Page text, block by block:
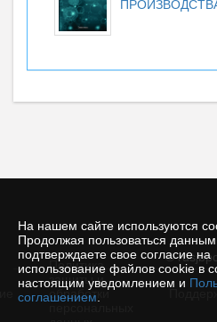
На нашем сайте используются
Продолжая пользоваться
подтверждаете свое согласие на
использование файлов cookie в
настоящим уведомлением и
соглашением
©
Политика
защиты и
обработки